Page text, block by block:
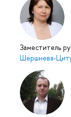
Заместитель
Шершнева-